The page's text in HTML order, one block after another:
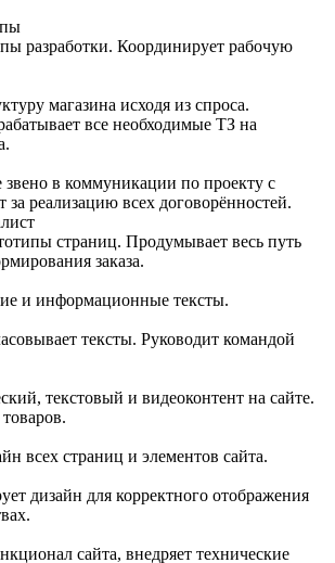
разработки. Координирует рабочую
магазина исходя из спроса.
все необходимые ТЗ на
звено в коммуникации по проекту с
за реализацию всех договорённостей.
страниц. Продумывает весь путь
заказа.
и информационные тексты.
тексты. Руководит командой
текстовый и видеоконтент на сайте.
всех страниц и элементов сайта.
дизайн для корректного отображения
сайта, внедряет технические